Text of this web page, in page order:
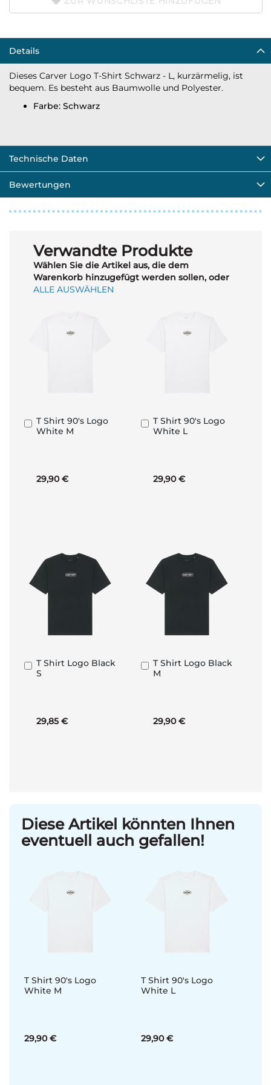
Details
Dieses Carver Logo T-Shirt Schwarz - L, kurzärmelig, ist
bequem. Es besteht aus Baumwolle und Polyester.
Farbe: Schwarz
Technische Daten
Bewertungen
Verwandte Produkte
Wählen Sie die Artikel aus, die dem
Warenkorb hinzugefügt werden sollen, oder
ALLE AUSWÄHLEN
T Shirt 90's Logo
White M
29,90 €
In
den
T Shirt 90's Logo
White L
29,90 €
In
den
T Shirt Logo Black
S
29,85 €
In
den
T Shirt Logo Black
M
29,90 €
In
den
Diese Artikel könnten Ihnen
eventuell auch gefallen!
T Shirt 90's Logo
White M
29,90 €
T Shirt 90's Logo
White L
29,90 €